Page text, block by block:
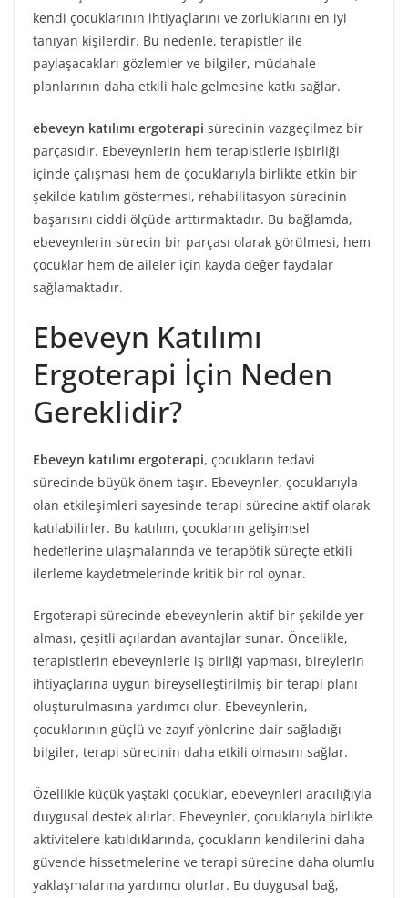
kendi çocuklarının ihtiyaçlarını ve zorluklarını en iyi
tanıyan kişilerdir. Bu nedenle, terapistler ile
paylaşacakları gözlemler ve bilgiler, müdahale
planlarının daha etkili hale gelmesine katkı sağlar.
ebeveyn katılımı ergoterapi sürecinin vazgeçilmez bir
parçasıdır. Ebeveynlerin hem terapistlerle işbirliği
içinde çalışması hem de çocuklarıyla birlikte etkin bir
şekilde katılım göstermesi, rehabilitasyon sürecinin
başarısını ciddi ölçüde arttırmaktadır. Bu bağlamda,
ebeveynlerin sürecin bir parçası olarak görülmesi, hem
çocuklar hem de aileler için kayda değer faydalar
sağlamaktadır.
Ebeveyn Katılımı
Ergoterapi İçin Neden
Gereklidir?
Ebeveyn katılımı ergoterapi, çocukların tedavi
sürecinde büyük önem taşır. Ebeveynler, çocuklarıyla
olan etkileşimleri sayesinde terapi sürecine aktif olarak
katılabilirler. Bu katılım, çocukların gelişimsel
hedeflerine ulaşmalarında ve terapötik süreçte etkili
ilerleme kaydetmelerinde kritik bir rol oynar.
Ergoterapi sürecinde ebeveynlerin aktif bir şekilde yer
alması, çeşitli açılardan avantajlar sunar. Öncelikle,
terapistlerin ebeveynlerle iş birliği yapması, bireylerin
ihtiyaçlarına uygun bireyselleştirilmiş bir terapi planı
oluşturulmasına yardımcı olur. Ebeveynlerin,
çocuklarının güçlü ve zayıf yönlerine dair sağladığı
bilgiler, terapi sürecinin daha etkili olmasını sağlar.
Özellikle küçük yaştaki çocuklar, ebeveynleri aracılığıyla
duygusal destek alırlar. Ebeveynler, çocuklarıyla birlikte
aktivitelere katıldıklarında, çocukların kendilerini daha
güvende hissetmelerine ve terapi sürecine daha olumlu
yaklaşmalarına yardımcı olurlar. Bu duygusal bağ,